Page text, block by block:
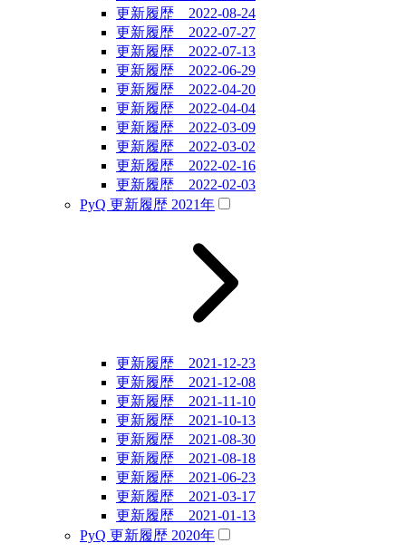
更新履歴 2022-08-24
更新履歴 2022-07-27
更新履歴 2022-07-13
更新履歴 2022-06-29
更新履歴 2022-04-20
更新履歴 2022-04-04
更新履歴 2022-03-09
更新履歴 2022-03-02
更新履歴 2022-02-16
更新履歴 2022-02-03
PyQ 更新履歴 2021年
更新履歴 2021-12-23
更新履歴 2021-12-08
更新履歴 2021-11-10
更新履歴 2021-10-13
更新履歴 2021-08-30
更新履歴 2021-08-18
更新履歴 2021-06-23
更新履歴 2021-03-17
更新履歴 2021-01-13
PyQ 更新履歴 2020年